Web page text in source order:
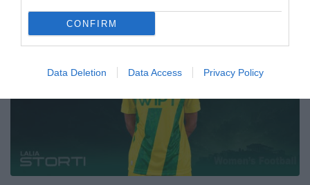
CONFIRM
Data Deletion Data Access Privacy Policy